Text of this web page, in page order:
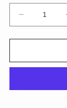
Réduire
la
quantité
Housse
Matelassée